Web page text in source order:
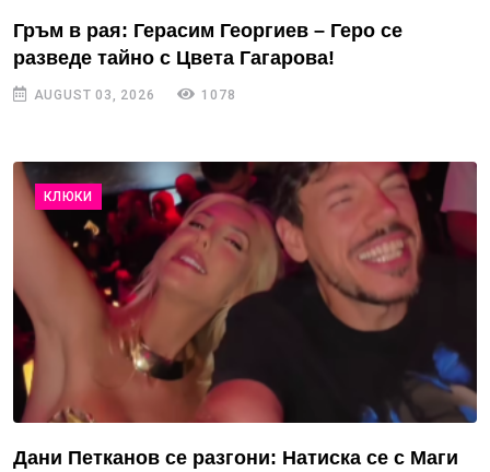
Гръм в рая: Герасим Георгиев – Геро се
разведе тайно с Цвета Гагарова!
AUGUST 03, 2026 1078
КЛЮКИ
Дани Петканов се разгони: Натиска се с Маги